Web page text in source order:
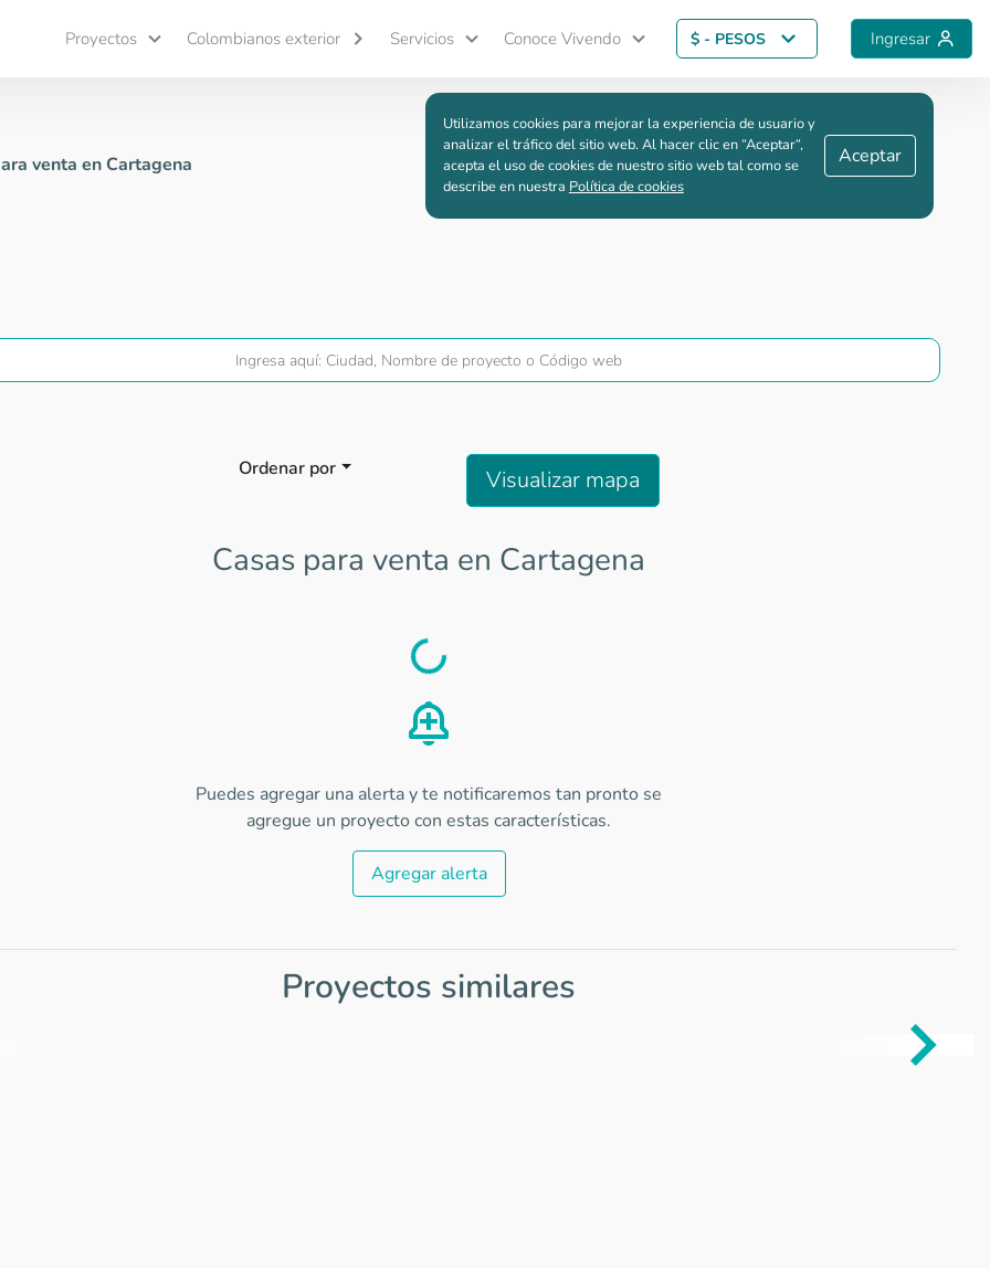
Proyectos Colombianos exterior Servicios Conoce Vivendo $ - PESOS Ingresar
venta en Cartagena
Ordenar por Visualizar mapa
Casas para venta en Cartagena
Load
Puedes agregar una alerta y te notificaremos tan pronto se
agregue un proyecto con estas características.
Agregar alerta
Proyectos similares
Utilizamos cookies para mejorar la experiencia de usuario y
analizar el tráfico del sitio web. Al hacer clic en “Aceptar“,
acepta el uso de cookies de nuestro sitio web tal como se
describe en nuestra Política de cookies
Aceptar
Guardar comparación